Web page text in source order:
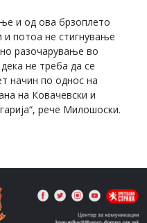
и од ова брзоплето
потоа не стигнување
разочарување во
не треба да се
начин по однос на
на Ковачевски и
рече Милошоски.